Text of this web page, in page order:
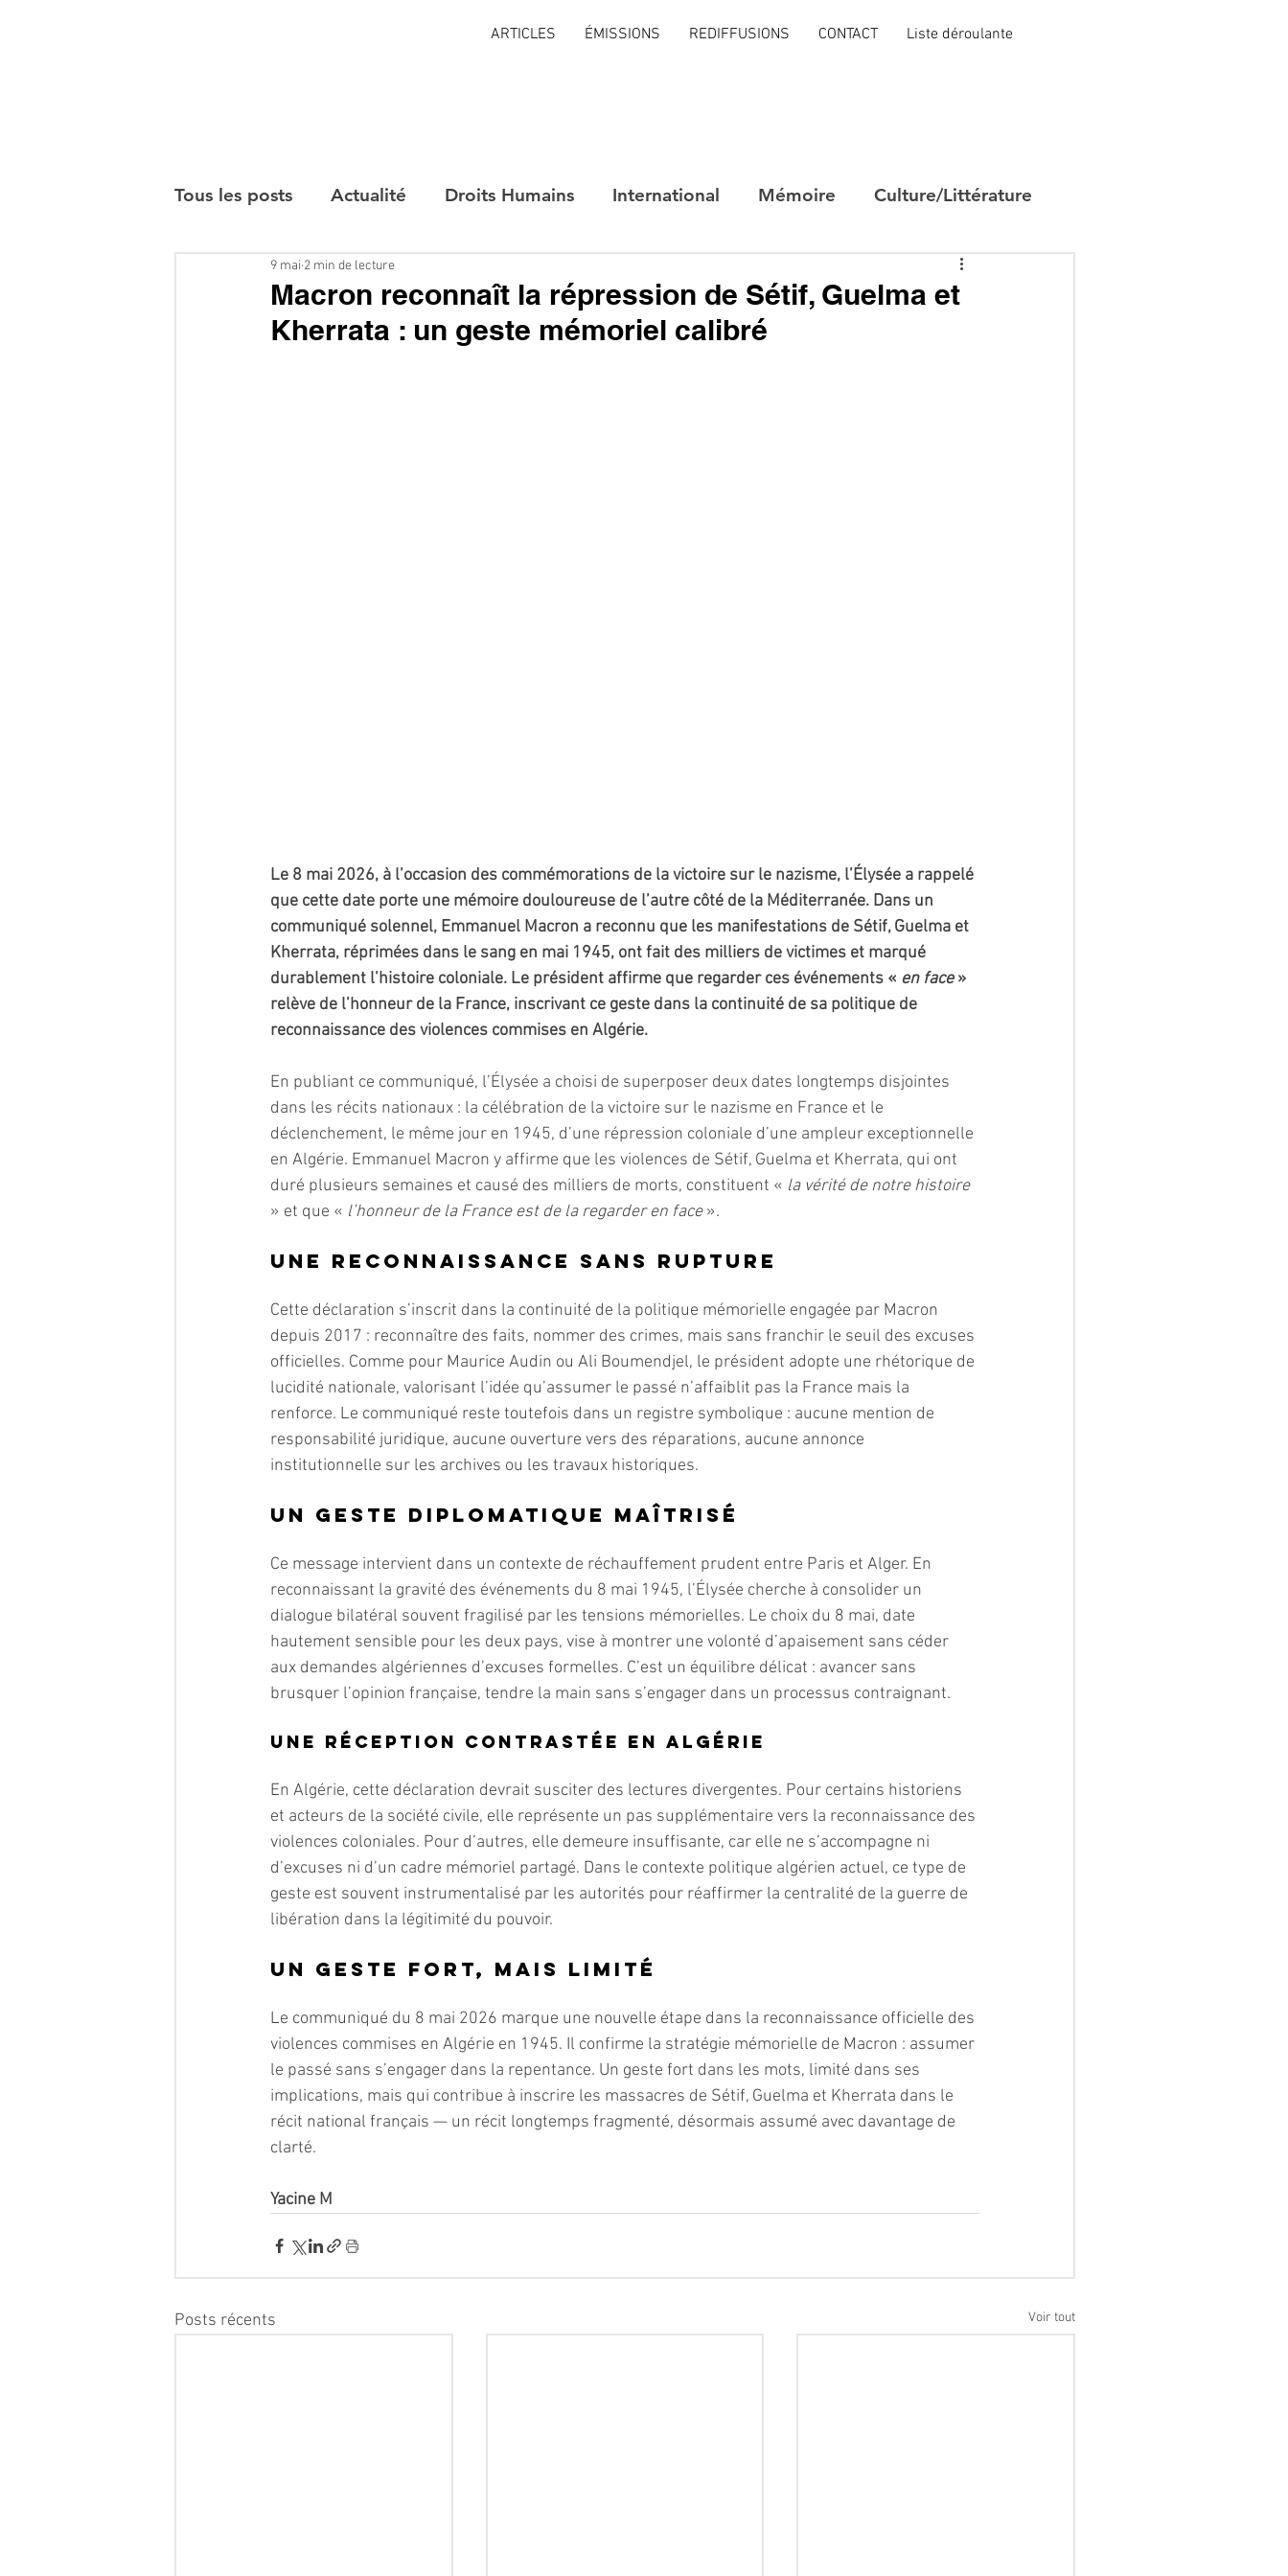
ARTICLES ÉMISSIONS REDIFFUSIONS CONTACT Liste déroulante
Tous les posts Actualité Droits Humains International Mémoire Culture/Littérature
Interviews
Macron reconnaît la répression de Sétif, Guelma et
Kherrata : un geste mémoriel calibré
9 mai 2 min de lecture
Le 8 mai 2026, à l’occasion des commémorations de la victoire sur le nazisme, l’Élysée a rappelé
que cette date porte une mémoire douloureuse de l’autre côté de la Méditerranée. Dans un
communiqué solennel, Emmanuel Macron a reconnu que les manifestations de Sétif, Guelma et
Kherrata, réprimées dans le sang en mai 1945, ont fait des milliers de victimes et marqué
durablement l’histoire coloniale. Le président affirme que regarder ces événements « en face »
relève de l’honneur de la France, inscrivant ce geste dans la continuité de sa politique de
reconnaissance des violences commises en Algérie.
En publiant ce communiqué, l’Élysée a choisi de superposer deux dates longtemps disjointes
dans les récits nationaux : la célébration de la victoire sur le nazisme en France et le
déclenchement, le même jour en 1945, d’une répression coloniale d’une ampleur exceptionnelle
en Algérie. Emmanuel Macron y affirme que les violences de Sétif, Guelma et Kherrata, qui ont
duré plusieurs semaines et causé des milliers de morts, constituent « la vérité de notre histoire
» et que « l’honneur de la France est de la regarder en face ».
Une reconnaissance sans rupture
Cette déclaration s’inscrit dans la continuité de la politique mémorielle engagée par Macron
depuis 2017 : reconnaître des faits, nommer des crimes, mais sans franchir le seuil des excuses
officielles. Comme pour Maurice Audin ou Ali Boumendjel, le président adopte une rhétorique de
lucidité nationale, valorisant l’idée qu’assumer le passé n’affaiblit pas la France mais la
renforce. Le communiqué reste toutefois dans un registre symbolique : aucune mention de
responsabilité juridique, aucune ouverture vers des réparations, aucune annonce
institutionnelle sur les archives ou les travaux historiques.
Un geste diplomatique maîtrisé
Ce message intervient dans un contexte de réchauffement prudent entre Paris et Alger. En
reconnaissant la gravité des événements du 8 mai 1945, l’Élysée cherche à consolider un
dialogue bilatéral souvent fragilisé par les tensions mémorielles. Le choix du 8 mai, date
hautement sensible pour les deux pays, vise à montrer une volonté d’apaisement sans céder
aux demandes algériennes d’excuses formelles. C’est un équilibre délicat : avancer sans
brusquer l’opinion française, tendre la main sans s’engager dans un processus contraignant.
Une réception contrastée en Algérie
En Algérie, cette déclaration devrait susciter des lectures divergentes. Pour certains historiens
et acteurs de la société civile, elle représente un pas supplémentaire vers la reconnaissance des
violences coloniales. Pour d’autres, elle demeure insuffisante, car elle ne s’accompagne ni
d’excuses ni d’un cadre mémoriel partagé. Dans le contexte politique algérien actuel, ce type de
geste est souvent instrumentalisé par les autorités pour réaffirmer la centralité de la guerre de
libération dans la légitimité du pouvoir.
Un geste fort, mais limité
Le communiqué du 8 mai 2026 marque une nouvelle étape dans la reconnaissance officielle des
violences commises en Algérie en 1945. Il confirme la stratégie mémorielle de Macron : assumer
le passé sans s’engager dans la repentance. Un geste fort dans les mots, limité dans ses
implications, mais qui contribue à inscrire les massacres de Sétif, Guelma et Kherrata dans le
récit national français — un récit longtemps fragmenté, désormais assumé avec davantage de
clarté.
Yacine M
Posts récents Voir tout